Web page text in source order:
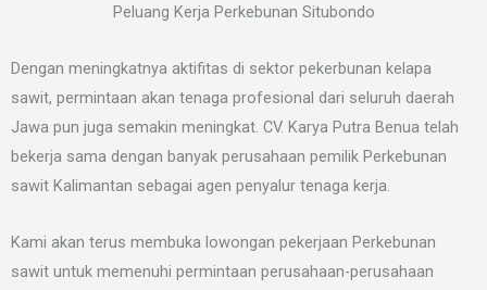
Peluang Kerja Perkebunan Situbondo
Dengan meningkatnya aktifitas di sektor pekerbunan kelapa
sawit, permintaan akan tenaga profesional dari seluruh daerah
Jawa pun juga semakin meningkat. CV. Karya Putra Benua telah
bekerja sama dengan banyak perusahaan pemilik Perkebunan
sawit Kalimantan sebagai agen penyalur tenaga kerja.
Kami akan terus membuka lowongan pekerjaan Perkebunan
sawit untuk memenuhi permintaan perusahaan-perusahaan